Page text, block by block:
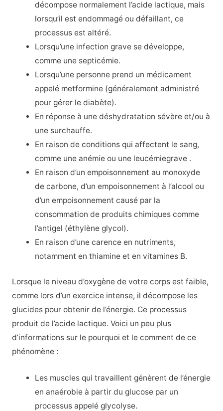
décompose normalement l’acide lactique, mais
lorsqu’il est endommagé ou défaillant, ce
processus est altéré.
Lorsqu’une infection grave se développe,
comme une septicémie.
Lorsqu’une personne prend un médicament
appelé metformine (généralement administré
pour gérer le diabète).
En réponse à une déshydratation sévère et/ou à
une surchauffe.
En raison de conditions qui affectent le sang,
comme uneanémie ou une leucémiegrave .
En raison d’unempoisonnement au monoxyde
de carbone, d’un empoisonnement à l’alcool ou
d’un empoisonnement causé par la
consommation de produits chimiques comme
l’antigel (éthylène glycol).
En raison d’une carence en nutriments,
notamment en thiamine et en vitamines B.
Lorsque le niveau d’oxygène de votre corps est faible,
comme lors d’un exercice intense, il décompose les
glucides pour obtenir de l’énergie. Ce processus
produit de l’acide lactique. Voici un peu plus
d’informations sur le pourquoi et le comment de ce
phénomène :
Les muscles qui travaillent génèrent de l’énergie
en anaérobie à partir du glucose par un
processus appelé glycolyse.